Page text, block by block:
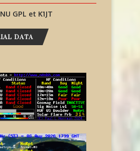
GPL et K1JT
DATA